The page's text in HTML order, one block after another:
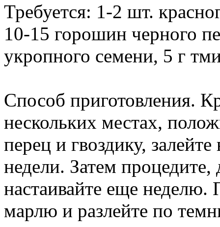
Требуется: 1-2 шт.
10-15 горошин черного
укропного семени, 5 г
Способ приготовления.
нескольких местах,
перец и гвоздику,
недели. Затем
настаивайте еще неделю.
марлю и разлейте по